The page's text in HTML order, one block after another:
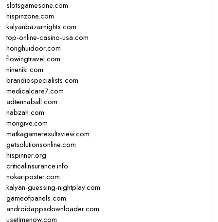
slotsgamesone.com
hispinzone.com
kalyanbazarnights.com
top-online-casino-usa.com
honghuidoor.com
flowingtravel.com
nineniki.com
brandiospecialists.com
medicalcare7.com
adtennaball.com
nabzah.com
mongive.com
matkagameresultsview.com
getsolutionsonline.com
hispinner.org
criticalinsurance.info
nokariposter.com
kalyan-guessing-nightplay.com
gameofpanels.com
androidappsdownloader.com
usetimenow.com